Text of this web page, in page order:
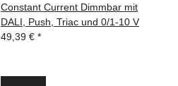
Constant Current Dimmbar mit
DALI, Push, Triac und 0/1-10 V
49,39 € *